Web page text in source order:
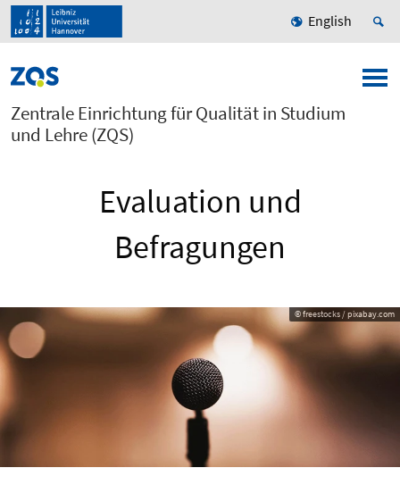
English
Zentrale Einrichtung für Qualität in Studium
und Lehre (ZQS)
Evaluation und
Befragungen
© freestocks / pixabay.com